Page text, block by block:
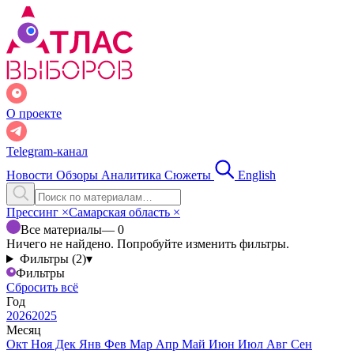
О проекте
Telegram-канал
Новости Обзоры Аналитика Сюжеты English
Прессинг ×Самарская область ×
Все материалы— 0
Ничего не найдено. Попробуйте изменить фильтры.
Фильтры (2)▾
Фильтры
Сбросить всё
Год
20262025
Месяц
Окт Ноя Дек Янв Фев Мар Апр Май Июн Июл Авг Сен